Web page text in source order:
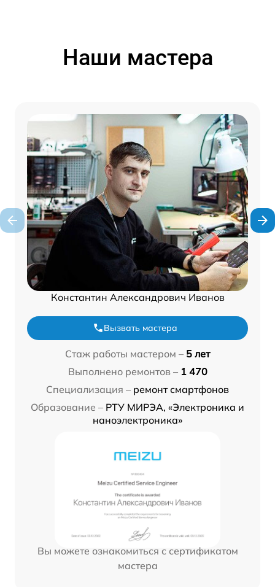
Наши мастера
Константин Александрович Иванов
Вызвать мастера
Стаж работы мастером – 5 лет
Выполнено ремонтов – 1 470
Специализация – ремонт смартфонов
Образование – РТУ МИРЭА, «Электроника и
наноэлектроника»
Вы можете ознакомиться с сертификатом
мастера